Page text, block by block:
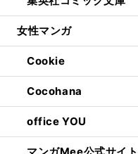
女性マンガ
Cookie
Cocohana
office YOU